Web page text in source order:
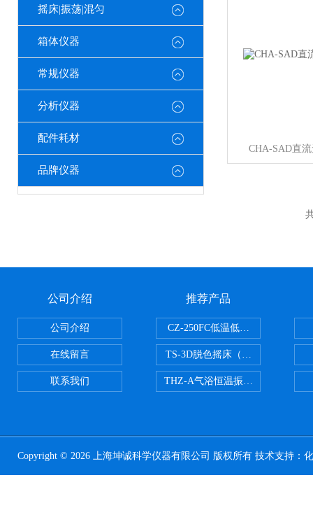
摇床|振荡|混匀
箱体仪器
常规仪器
分析仪器
配件耗材
品牌仪器
CHA-SAD直
公司介绍
公司介绍
在线留言
联系我们
推荐产品
CZ-250FC低温低湿种子储藏柜
TS-3D脱色摇床（三维运动）
THZ-A气浴恒温振荡器
Copyright © 2026 上海坤诚科学仪器有限公司 版权所有 技术支持：